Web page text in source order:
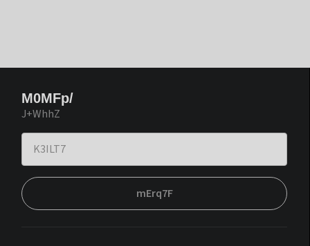
M0MFp/
J+WhhZ
mErq7F